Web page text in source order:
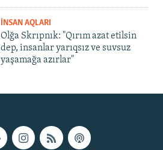
İNSAN AQLARI
Olğa Skrıpnık: "Qırım azat etilsin
dep, insanlar yarıqsız ve suvsuz
yaşamağa azırlar"